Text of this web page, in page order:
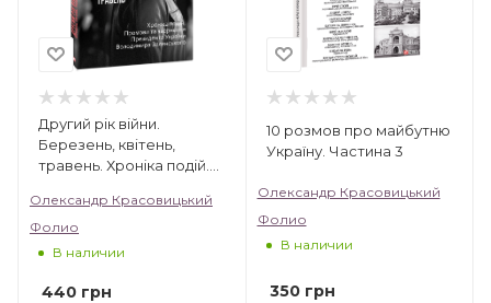
Другий рік війни.
Березень, квітень,
травень. Хроніка подій.
Президента України
Олександр Красовицький
Фолио
В наличии
440 грн
10 розмов про майбутню
Україну. Частина 3
Олександр Красовицький
Фолио
В наличии
350грн